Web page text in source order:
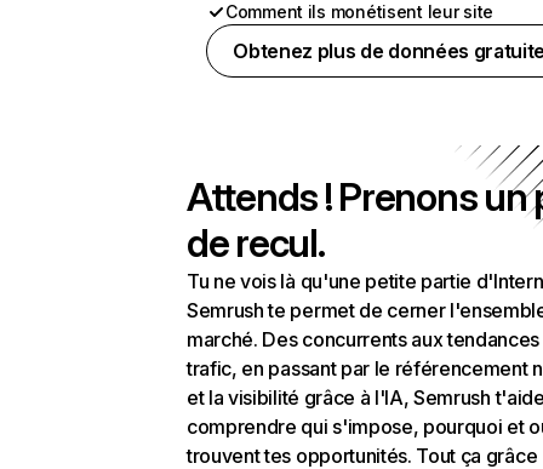
Comment ils monétisent leur site
Obtenez plus de données
Attends ! Prenons un
de recul.
Tu ne vois là qu'une petite partie
Semrush te permet de cerner
marché. Des concurrents aux
trafic, en passant par le référencement
et la visibilité grâce à l'IA, Semrush
comprendre qui s'impose, pourquoi et
trouvent tes opportunités. Tout ça grâce